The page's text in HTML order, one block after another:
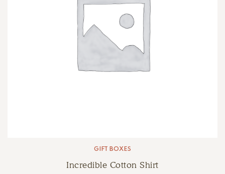
GIFT BOXES
Incredible Cotton Shirt